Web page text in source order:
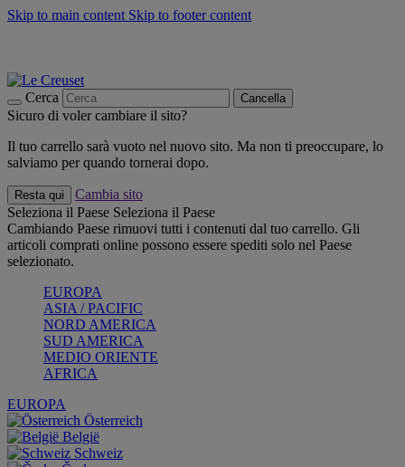
Skip to main content Skip to footer content
Cerca Cancella
Sicuro di voler cambiare il sito?
Il tuo carrello sarà vuoto nel nuovo sito. Ma non ti preoccupare, lo
salviamo per quando tornerai dopo.
Resta qui
Cambia sito
Seleziona il Paese Seleziona il Paese
Cambiando Paese rimuovi tutti i contenuti dal tuo carrello. Gli
articoli comprati online possono essere spediti solo nel Paese
selezionato.
EUROPA
ASIA / PACIFIC
NORD AMERICA
SUD AMERICA
MEDIO ORIENTE
AFRICA
EUROPA
Österreich
België
Schweiz